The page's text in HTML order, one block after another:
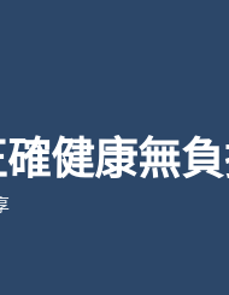
健康無